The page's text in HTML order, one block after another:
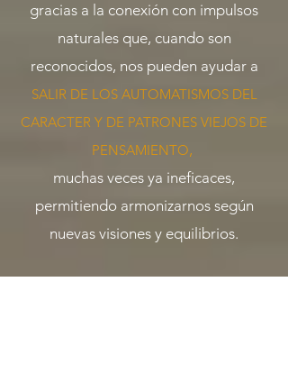
gracias a la conexión con impulsos
naturales que, cuando son
reconocidos, nos pueden ayudar a
SALIR DE LOS AUTOMATISMOS DEL
CARACTER Y DE PATRONES VIEJOS DE
PENSAMIENTO,
muchas veces ya ineficaces,
permitiendo armonizarnos según
nuevas visiones y equilibrios.